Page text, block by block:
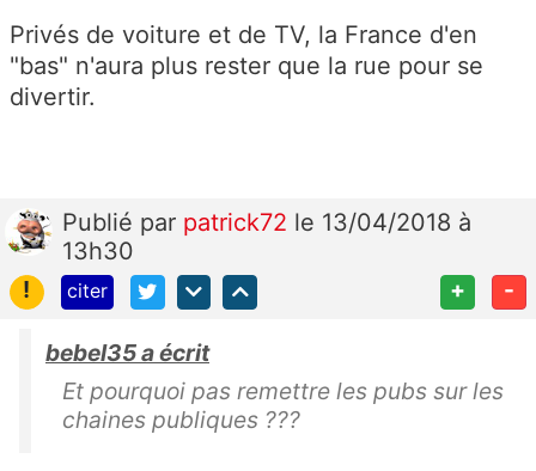
Privés de voiture et de TV, la France d'en
"bas" n'aura plus rester que la rue pour se
divertir.
Publié par patrick72 le 13/04/2018 à
13h30
!
citer + -
bebel35 a écrit
Et pourquoi pas remettre les pubs sur les
chaines publiques ???